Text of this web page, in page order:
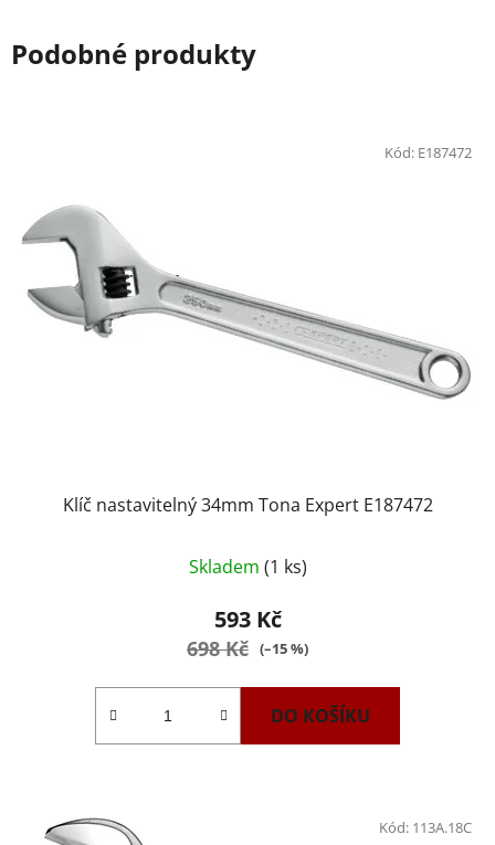
Podobné produkty
Klíč nastavitelný 34mm Tona Expert E187472
Skladem (1 ks)
593 Kč
698 Kč (–15 %)
DO KOŠÍKU
Kód: E187472
Kód: 113A.18C